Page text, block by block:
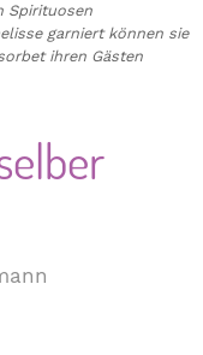
Spirituosen
garniert können sie
ihren Gästen